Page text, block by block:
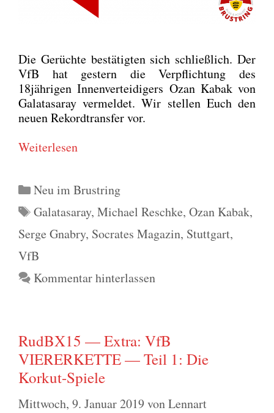
Die Gerüch­te bestä­tig­ten sich schließ­lich. Der
VfB hat ges­tern die Ver­pflich­tung des
18jährigen Innen­ver­tei­di­gers Ozan Kabak von
Gala­ta­sa­ray ver­mel­det. Wir stel­len Euch den
neu­en Rekord­trans­fer vor.
Wei­ter­le­sen
Kategorien
Neu im Brustring
Schlagwörter
Galatasaray, Michael Reschke, Ozan Kabak,
Serge Gnabry, Socrates Magazin, Stuttgart,
VfB
Kommentar hinterlassen
RudBX15 — Extra: VfB
VIERERKETTE — Teil 1: Die
Korkut-Spiele
Mittwoch, 9. Januar 2019 vonLennart